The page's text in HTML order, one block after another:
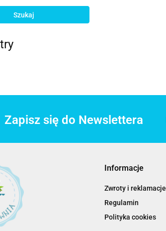
Szukaj
Zapisz się do Newslettera
Informacje
Zwroty i reklamacje
Regulamin
Polityka cookies